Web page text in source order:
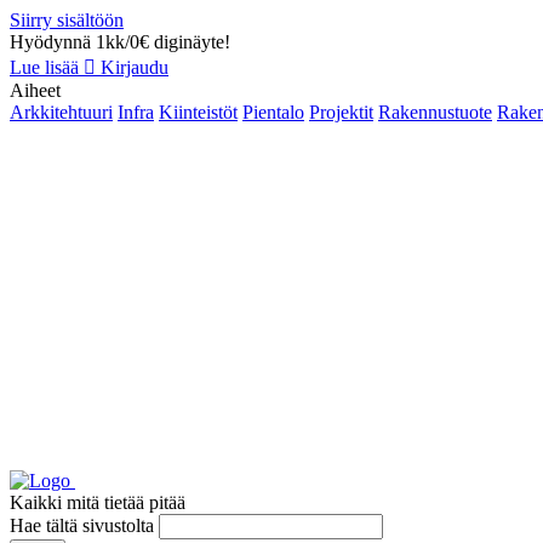
Siirry sisältöön
Hyödynnä 1kk/0€ diginäyte!
Lue lisää
Kirjaudu
Aiheet
Arkkitehtuuri Infra Kiinteistöt Pientalo Projektit Rakennustuote
Kaikki mitä tietää pitää
Hae tältä sivustolta